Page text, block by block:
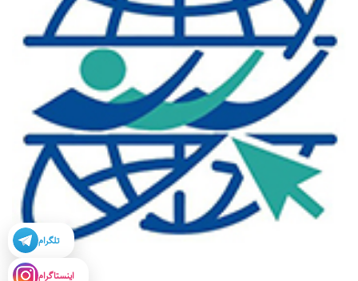
تلگرام
اینستاگرام